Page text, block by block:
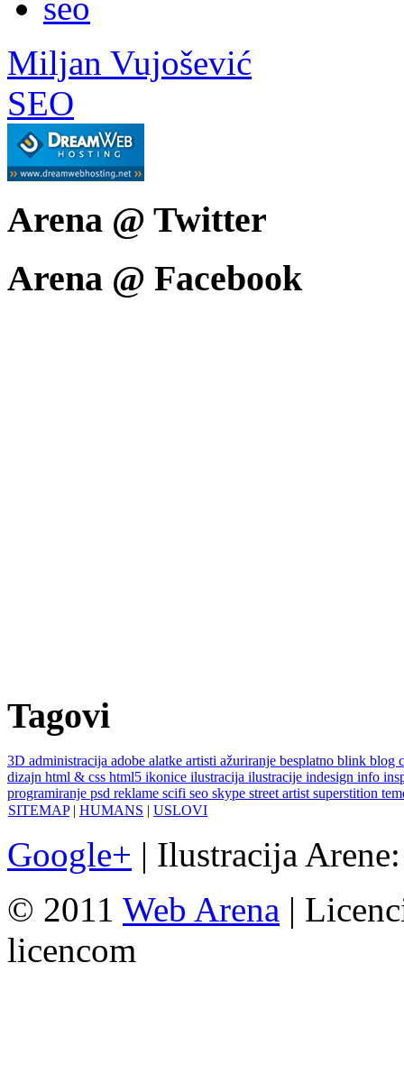
Miljan Vujošević
SEO
Arena @ Twitter
Arena @ Facebook
Tagovi
3D administracija adobe alatke artisti ažuriranje besplatno blink blog
dizajn html & css html5 ikonice ilustracija ilustracije indesign info
programiranje psd reklame scifi seo skype street artist superstition
SITEMAP| HUMANS | USLOVI
Google+ | Ilustracija
© 2011 Web Arena |
licencom